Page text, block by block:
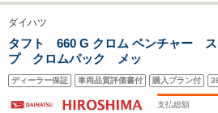
ダイハツ
タフト 660 G クロム ベンチャー ス
プ クロムパック メッ
ディーラー保証 車両品質評価書付 購入プラン付
支払総額